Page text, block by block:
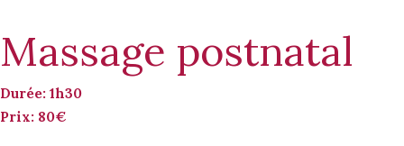
Massage postnatal
Durée: 1h30
Prix: 80€